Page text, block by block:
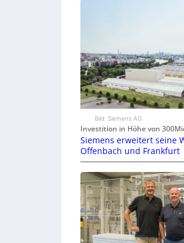
Bild: Siemens AG
Investition in Höhe von
Siemens erweitert seine
Offenbach und Frankfurt